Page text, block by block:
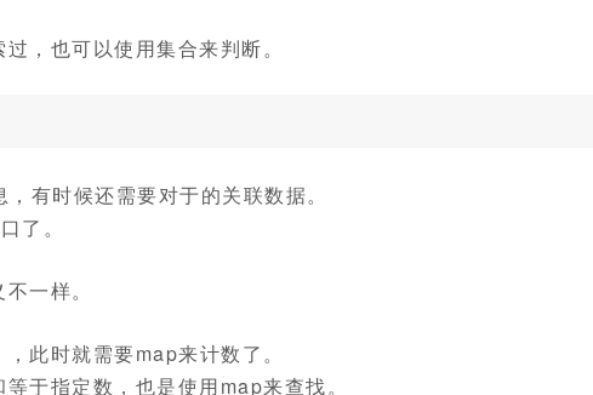
，也可以使用集合来判断。
有时候还需要对于的关联数据。
了。
一样。
此时就需要map来计数了。
于指定数，也是使用map来查找。